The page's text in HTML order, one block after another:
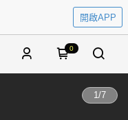
開啟APP
0
1/7